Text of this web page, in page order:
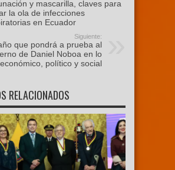
y mascarilla, claves para
la ola de infecciones
en Ecuador
Siguiente:
que pondrá a prueba al
de Daniel Noboa en lo
económico, político y social
RELACIONADOS